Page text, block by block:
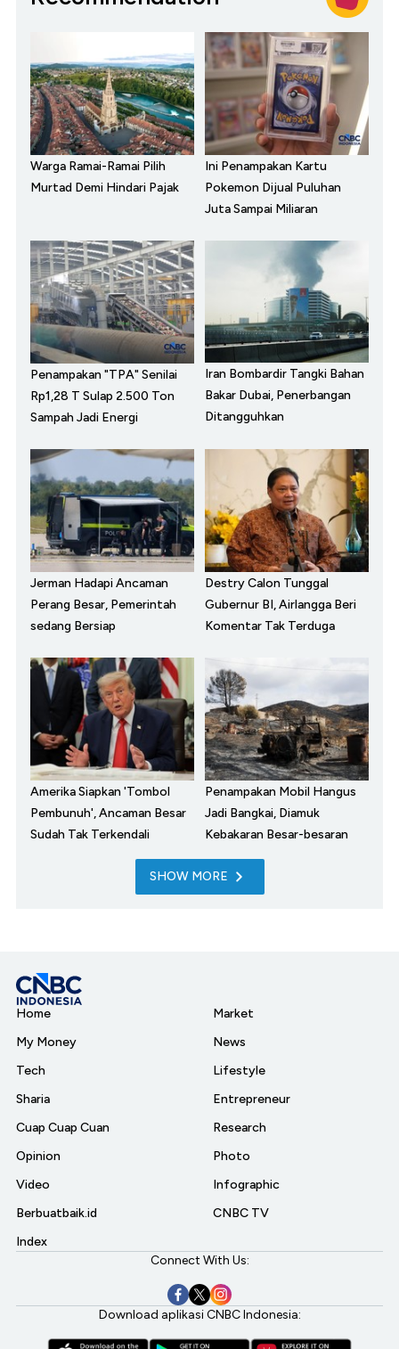
Warga Ramai-Ramai Pilih
Murtad Demi Hindari Pajak
Ini Penampakan Kartu
Pokemon Dijual Puluhan
Juta Sampai Miliaran
Penampakan "TPA" Senilai
Rp1,28 T Sulap 2.500 Ton
Sampah Jadi Energi
Iran Bombardir Tangki Bahan
Bakar Dubai, Penerbangan
Ditangguhkan
Jerman Hadapi Ancaman
Perang Besar, Pemerintah
sedang Bersiap
Destry Calon Tunggal
Gubernur BI, Airlangga Beri
Komentar Tak Terduga
Amerika Siapkan 'Tombol
Pembunuh', Ancaman Besar
Sudah Tak Terkendali
Penampakan Mobil Hangus
Jadi Bangkai, Diamuk
Kebakaran Besar-besaran
SHOW MORE
Home
My Money
Tech
Sharia
Cuap Cuap Cuan
Opinion
Video
Berbuatbaik.id
Index
Market
News
Lifestyle
Entrepreneur
Research
Photo
Infographic
CNBC TV
Connect With Us:
Download aplikasi CNBC Indonesia: